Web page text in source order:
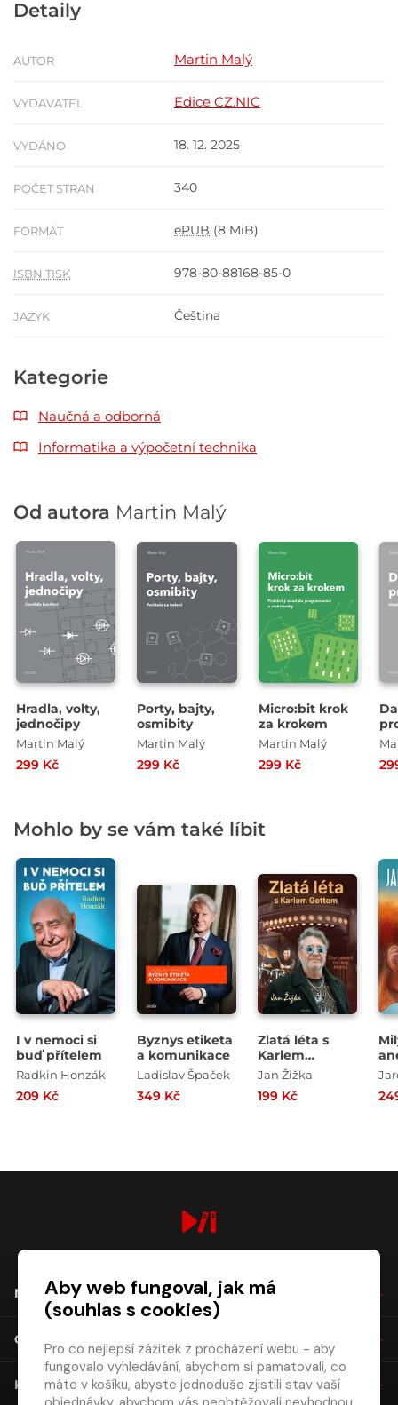
Detaily
AUTOR Martin Malý
VYDAVATEL Edice CZ.NIC
VYDÁNO 18. 12. 2025
POČET STRAN 340
FORMÁT ePUB (8 MiB)
ISBN TISK 978-80-88168-85-0
JAZYK Čeština
Kategorie
Naučná a odborná
Informatika a výpočetní technika
Od autora Martin Malý
Hradla, volty,
jednočipy
Martin Malý
299 Kč
Porty, bajty,
osmibity
Martin Malý
299 Kč
Micro:bit krok
za krokem
Martin Malý
299 Kč
Mohlo by se vám také líbit
I v nemoci si
buď přítelem
Radkin Honzák
209 Kč
Byznys etiketa
a komunikace
Ladislav Špaček
349 Kč
Zlatá léta s
Karlem
Gottem - Čtvrt
Mistra
Jan Žižka
199 Kč
NÁKUP
O SPOLEČNOSTI
KONTAKT
Aby web fungoval, jak má
(souhlas s cookies)
Pro co nejlepší zážitek z procházení webu - aby
fungovalo vyhledávání, abychom si pamatovali, co
máte v košíku, abyste jednoduše zjistili stav vaší